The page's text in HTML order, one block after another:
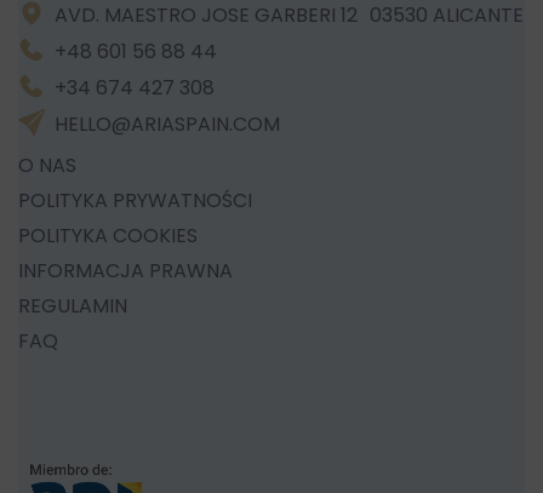
AVD. MAESTRO JOSE GARBERI 12 03530 ALICANTE
+48 601 56 88 44
+34 674 427 308
HELLO@ARIASPAIN.COM
O NAS
POLITYKA PRYWATNOŚCI
POLITYKA COOKIES
INFORMACJA PRAWNA
REGULAMIN
FAQ